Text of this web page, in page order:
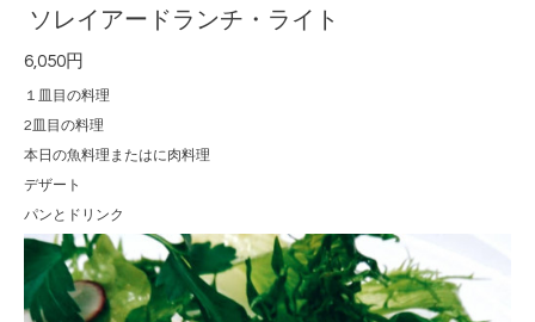
ソレイアードランチ・ライト
6,050円
１皿目の料理
2皿目の料理
本日の魚料理またはに肉料理
デザート
パンとドリンク